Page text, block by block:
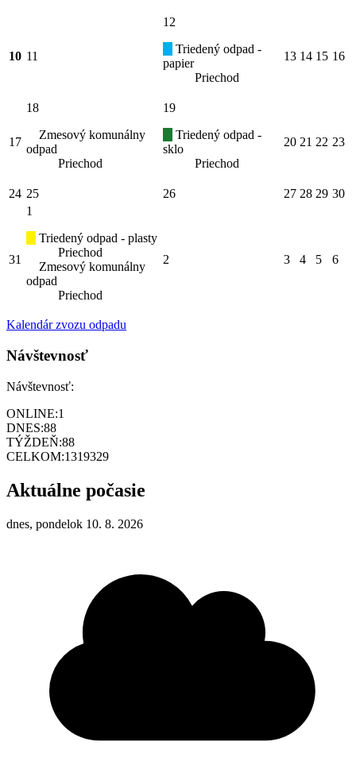
10 11
12
Triedený odpad -
papier
Priechod
13 14 15 16
17
18
Zmesový komunálny
odpad
Priechod
19
Triedený odpad -
sklo
Priechod
20 21 22 23
24 25 26 27 28 29 30
31
1
Triedený odpad - plasty
Priechod
Zmesový komunálny
odpad
Priechod
2 3 4 5 6
Kalendár zvozu odpadu
Návštevnosť
Návštevnosť:
ONLINE:1
DNES:88
TÝŽDEŇ:88
CELKOM:1319329
Aktuálne počasie
dnes, pondelok 10. 8. 2026